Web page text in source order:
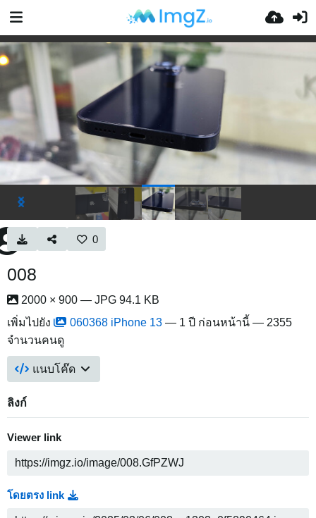
0
008
2000 × 900 — JPG 94.1 KB
เพิ่มไปยัง
060368 iPhone 13 — 1 ปี ก่อนหน้านี้ — 2355
จำนวนคนดู
แนบโค๊ด
ลิงก์
Viewer link
โดยตรง link